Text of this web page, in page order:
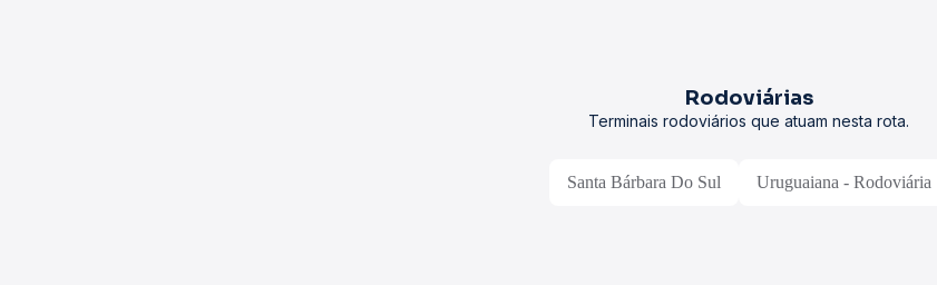
Rodoviárias
Terminais rodoviários que atuam nesta rota.
Santa Bárbara Do Sul Uruguaiana - Rodoviária